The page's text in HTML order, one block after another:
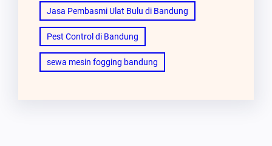
Jasa Pembasmi Ulat Bulu di Bandung
Pest Control di Bandung
sewa mesin fogging bandung